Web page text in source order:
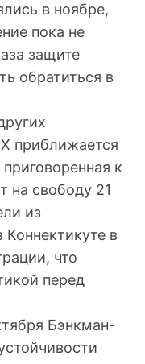
в ноябре,
пока не
защите
обратиться в
приближается
к
свободу 21
из
в
что
перед
Бэнкман-